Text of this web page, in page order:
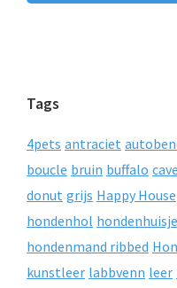
Tags
4pets antraciet
boucle bruin buffalo cave
donut grijs Happy House
hondenhol hondenhuisje
hondenmand ribbed
kunstleer labbvenn leer